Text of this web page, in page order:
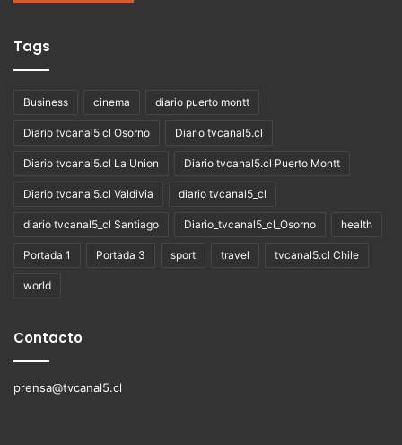
Tags
Business cinema diario puerto montt
Diario tvcanal5 cl Osorno Diario tvcanal5.cl
Diario tvcanal5.cl La Union Diario tvcanal5.cl Puerto Montt
Diario tvcanal5.cl Valdivia diario tvcanal5_cl
diario tvcanal5_cl Santiago Diario_tvcanal5_cl_Osorno health
Portada 1 Portada 3 sport travel tvcanal5.cl Chile
world
Contacto
prensa@tvcanal5.cl